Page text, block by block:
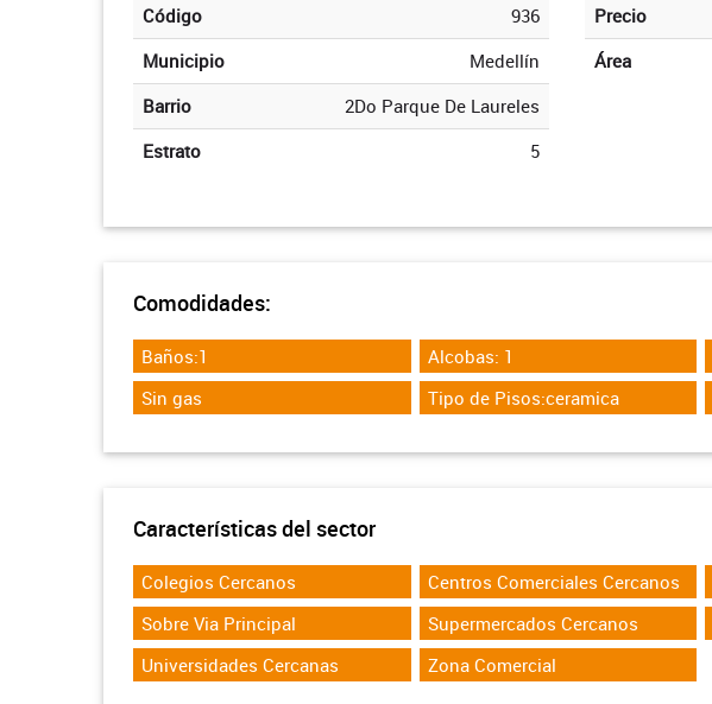
Código
936
Municipio
Medellín
Barrio
2Do Parque De Laureles
Estrato
5
Precio
Área
Comodidades:
Baños:1 Alcobas: 1
Sin gas
Tipo de Pisos:ceramica
Características del sector
Colegios Cercanos Centros Comerciales Cercanos
Sobre Via Principal
Supermercados Cercanos
Universidades Cercanas
Zona Comercial